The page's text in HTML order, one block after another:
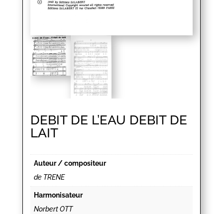
DEBIT DE L’EAU DEBIT DE
LAIT
Auteur / compositeur
de TRENE
Harmonisateur
Norbert OTT